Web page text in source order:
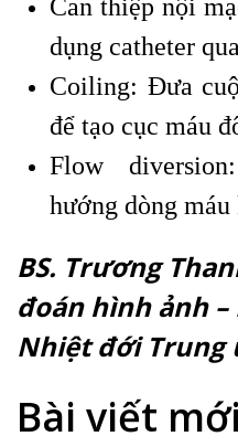
Can thiệp nội
dụng catheter
Coiling: Đưa
để tạo cục máu
Flow
hướng dòng
BS. Trương
đoán hình ảnh
Nhiệt đới Trung
Bài viết mới